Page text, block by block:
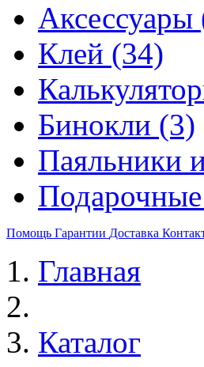
Аксессуары
Клей (34)
Бинокли (3)
Паяльники
Помощь Гарантии Доставка
Главная
Каталог